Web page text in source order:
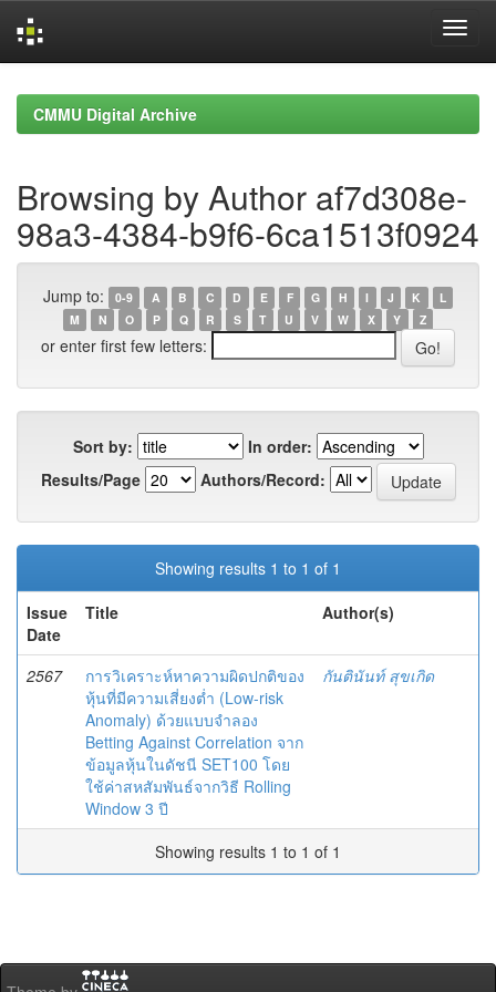
navigationCMMU Digital Archive
Browsing by Author af7d308e-
98a3-4384-b9f6-6ca1513f0924
Jump to: 0-9 A B C D E F G H I J K
L
M
N O P Q R S T U V W X Y Z
or enter first few letters:
Sort by:
In order:
Results/Page
Authors/Record:
Showing results 1 to 1 of 1
Issue
Date
Title Author(s)
2567
การวิเคราะห์หาความผิดปกติของ
หุ้นที่มีความเสี่ยงต่ำ (Low-risk
Anomaly) ด้วยแบบจำลอง
Betting Against Correlation จาก
ข้อมูลหุ้นในดัชนี SET100 โดย
ใช้ค่าสหสัมพันธ์จากวิธี Rolling
Window 3 ปี
กันตินันท์ สุขเกิด
Showing results 1 to 1 of 1